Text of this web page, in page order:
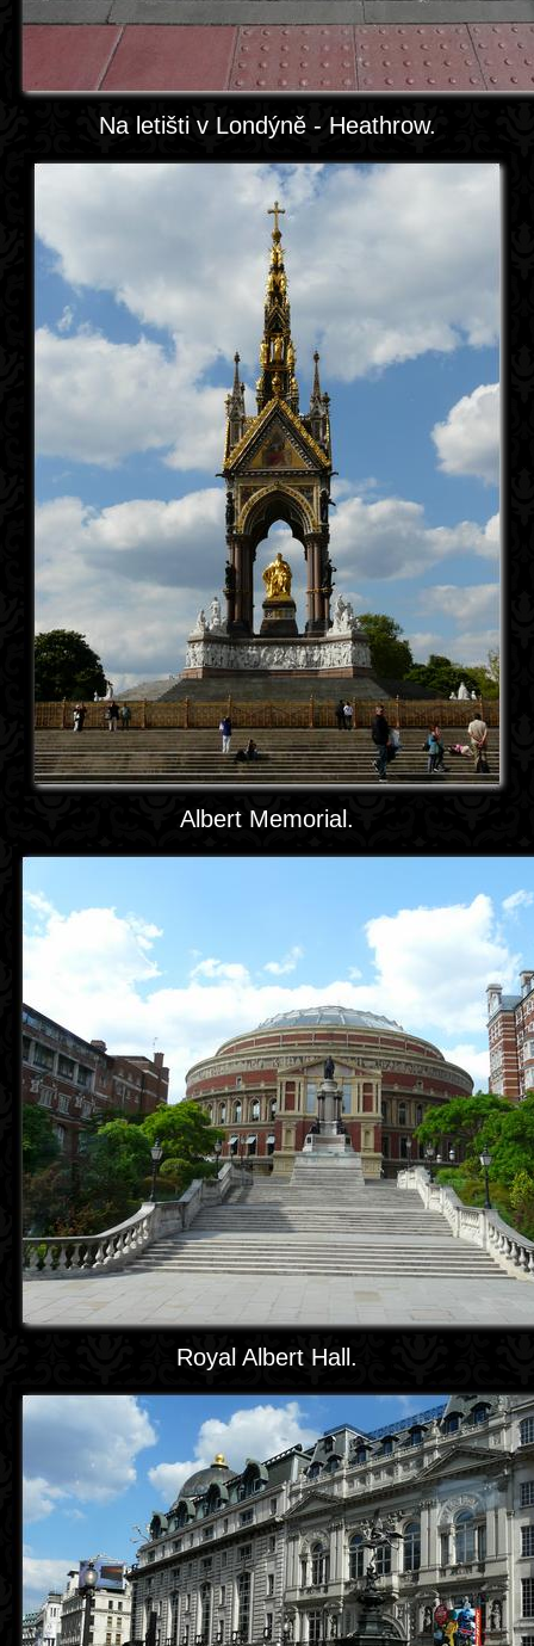
Na letišti v Londýně - Heathrow.
Albert Memorial.
Royal Albert Hall.